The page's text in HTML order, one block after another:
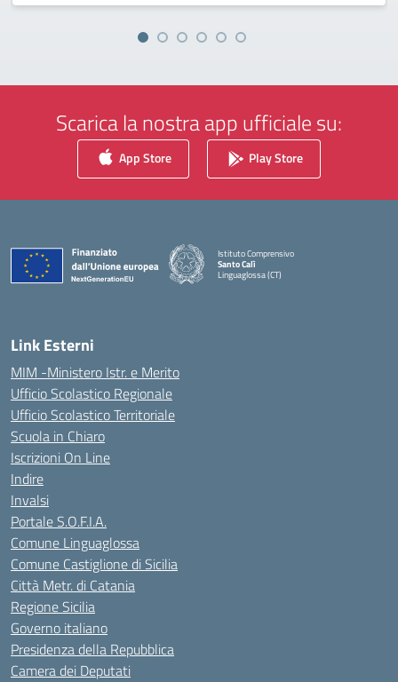
Scarica la nostra app ufficiale su:
App Store Play Store
Istituto Comprensivo
Santo Calì
Linguaglossa (CT)
— Visita la pagina iniziale della scuola
Link Esterni
MIM -Ministero Istr. e Merito
Ufficio Scolastico Regionale
Ufficio Scolastico Territoriale
Scuola in Chiaro
Iscrizioni On Line
Indire
Invalsi
Portale S.O.F.I.A.
Comune Linguaglossa
Comune Castiglione di Sicilia
Città Metr. di Catania
Regione Sicilia
Governo italiano
Presidenza della Repubblica
Camera dei Deputati